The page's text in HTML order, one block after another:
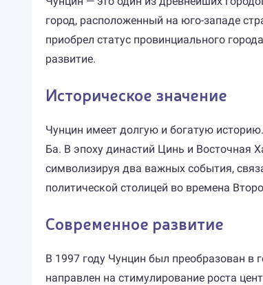
город, расположенный на юго-западе
приобрел статус провинциального
развитие.
Историческое значение
Чунцин имеет долгую и богатую
Ба. В эпоху династий Цинь и Восточная
символизируя два важных события,
политической столицей во времена
Современное развитие
В 1997 году Чунцин был преобразован в
направлен на стимулирование роста